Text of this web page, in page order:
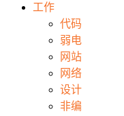
工作
代码
弱电
网站
网络
设计
非编